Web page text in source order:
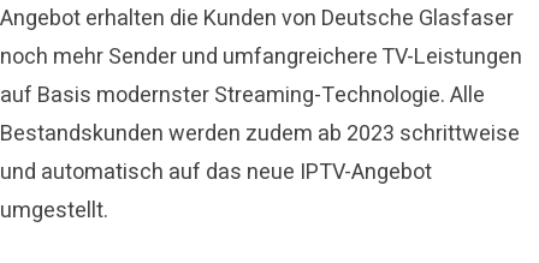
Angebot erhalten die Kunden von Deutsche Glasfaser
noch mehr Sender und umfangreichere TV-Leistungen
auf Basis modernster Streaming-Technologie. Alle
Bestandskunden werden zudem ab 2023 schrittweise
und automatisch auf das neue IPTV-Angebot
umgestellt.